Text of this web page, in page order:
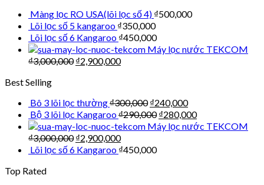
Màng lọc RO USA(lõi lọc số 4) ₫500,000
Lõi lọc số 5 kangaroo ₫350,000
Lõi lọc số 6 Kangaroo ₫450,000
Máy lọc nước TEKCOM
₫3,000,000 ₫2,900,000
Best Selling
Bô 3 lõi lọc thường₫300,000 ₫240,000
Bộ 3 lõi lọc Kangaroo₫290,000 ₫280,000
Máy lọc nước TEKCOM
₫3,000,000 ₫2,900,000
Lõi lọc số 6 Kangaroo ₫450,000
Top Rated